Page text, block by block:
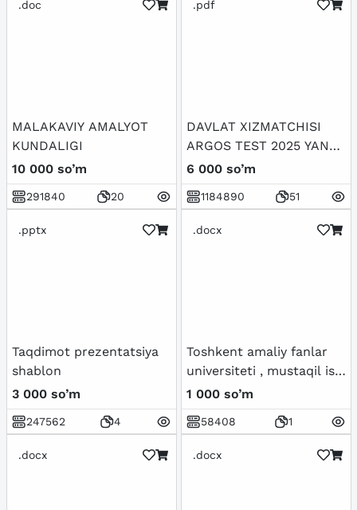
.doc
MALAKAVIY AMALYOT
KUNDALIGI
10 000 so’m
291840 20
.pdf
DAVLAT XIZMATCHISI
ARGOS TEST 2025 YANGI
| JAVOBLARI BILAN
6 000 so’m
1184890 51
.pptx
Taqdimot prezentatsiya
shablon
3 000 so’m
247562 4
.docx
Toshkent amaliy fanlar
universiteti , mustaqil ish
yuzi uchun shablon
1 000 so’m
58408 1
.docx .docx